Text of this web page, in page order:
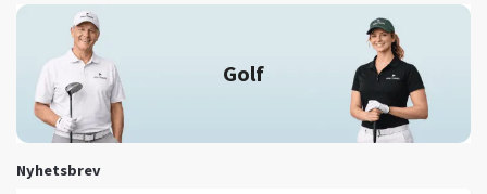
Golf
Nyhetsbrev